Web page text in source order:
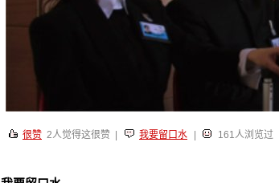
很赞 2人觉得这很赞 | 我要留口水 161人浏览过